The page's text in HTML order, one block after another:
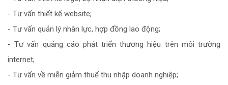
- Tư vấn thiết kế website;
- Tư vấn quản lý nhân lực, hợp đồng lao động;
- Tư vấn quảng cáo phát triển thương hiệu trên môi trường
internet;
- Tư vấn về miễn giảm thuế thu nhập doanh nghiệp;